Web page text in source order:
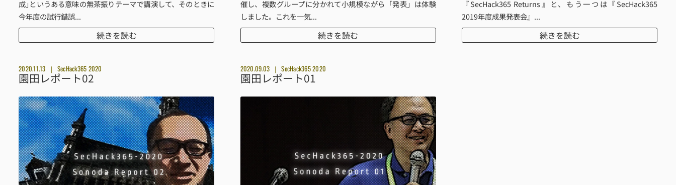
成｣というある意味の無茶振りテーマで講演して、そのときに
今年度の試行錯誤...
続きを読む
催し、複数グループに分かれて小規模ながら「発表」は体験
しました。これを一気...
続きを読む
『SecHack365 Returns』と、もう一つは『SecHack365
2019年度成果発表会』...
続きを読む
2020.11.13 SecHack365 2020
園田レポート02
2020.09.03 SecHack365 2020
園田レポート01